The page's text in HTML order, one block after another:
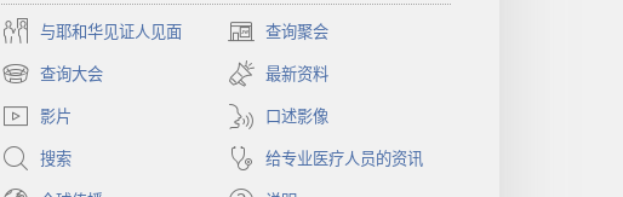
与耶和华见证人见面 查询聚会
（打
开
新
窗
口）
查询大会
（打
开
新
窗
口）
最新资料
影片
口述影像
搜索
给专业医疗人员的资讯